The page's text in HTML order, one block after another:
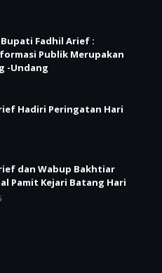
Bupati Fadhil Arief :
Publik Merupakan
-Undang
Hadiri Peringatan Hari
dan Wabup Bakhtiar
Pamit Kejari Batang Hari